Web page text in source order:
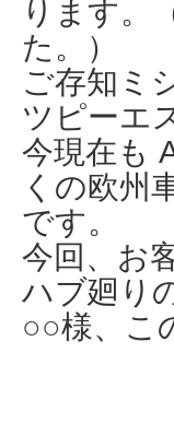
ります。
た。）
ご存知ミ
ツピーエ
今現在も
くの欧州
です。
今回、お
ハブ廻り
○○様、こ